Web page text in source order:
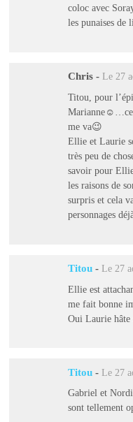
coloc avec
les punaises de
Chris - Le 27
Titou, pour
me va😉
Ellie et Laurie
très peu de
savoir pour
les raisons de
surpris et cela
personnages
Titou - Le 27
Ellie est
me fait bonne
Oui Laurie hâte
Titou - Le 27
Gabriel et
sont tellement